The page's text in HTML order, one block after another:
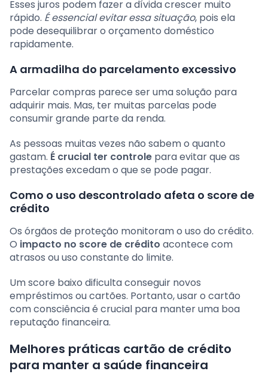
Esses juros podem fazer a dívida crescer muito
rápido. É essencial evitar essa situação, pois ela
pode desequilibrar o orçamento doméstico
rapidamente.
A armadilha do parcelamento excessivo
Parcelar compras parece ser uma solução para
adquirir mais. Mas, ter muitas parcelas pode
consumir grande parte da renda.
As pessoas muitas vezes não sabem o quanto
gastam. É crucial ter controle para evitar que as
prestações excedam o que se pode pagar.
Como o uso descontrolado afeta o score de
crédito
Os órgãos de proteção monitoram o uso do crédito.
O impacto no score de crédito acontece com
atrasos ou uso constante do limite.
Um score baixo dificulta conseguir novos
empréstimos ou cartões. Portanto, usar o cartão
com consciência é crucial para manter uma boa
reputação financeira.
Melhores práticas cartão de crédito
para manter a saúde financeira